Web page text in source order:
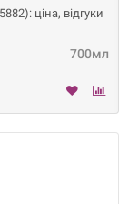
ціна, відгуки
700мл